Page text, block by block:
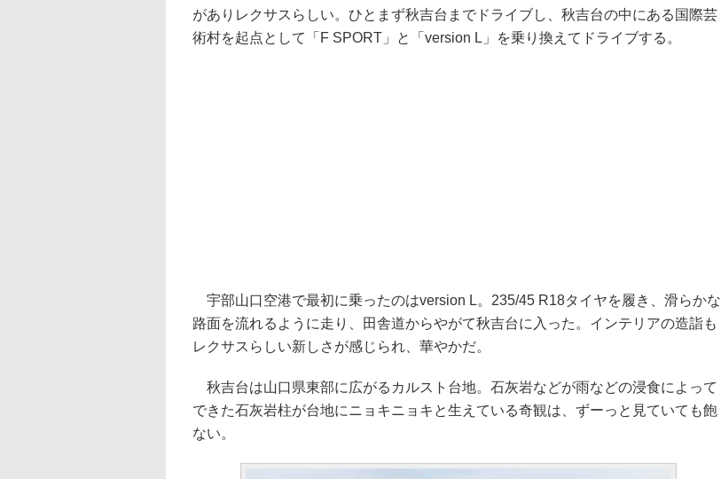
がありレクサスらしい。ひとまず秋吉台までドライブし、秋吉台の中にある国際芸
術村を起点として「F SPORT」と「version L」を乗り換えてドライブする。
宇部山口空港で最初に乗ったのはversion L。235/45 R18タイヤを履き、滑らかな
路面を流れるように走り、田舎道からやがて秋吉台に入った。インテリアの造詣も
レクサスらしい新しさが感じられ、華やかだ。
秋吉台は山口県東部に広がるカルスト台地。石灰岩などが雨などの浸食によって
できた石灰岩柱が台地にニョキニョキと生えている奇観は、ずーっと見ていても飽
ない。